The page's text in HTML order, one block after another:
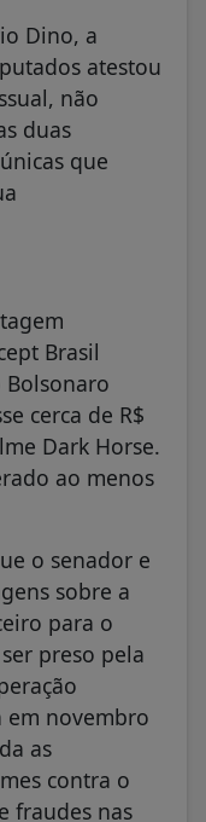
Dino, a
atestou
não
duas
que
Brasil
cerca de R$
Dark Horse.
ao menos
o senador e
sobre a
para o
preso pela
em novembro
as
contra o
fraudes nas